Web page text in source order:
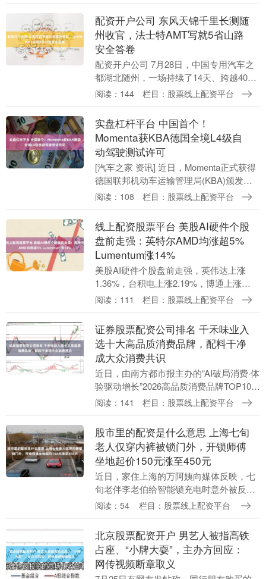
配资开户公司 东风天锦千里长测随
州收官，法士特AMT写就5省山路
安全答卷
配资开户公司 7月28日，中国专用汽车之
都湖北随州，一场持续了14天、跨越4000
多公里、纵贯5大省区的硬核长测在此画上
士....
阅读：144 栏目：股票线上配资平台
实盘杠杆平台 中国首个！
Momenta获KBA德国全境L4级自
动驾驶测试许可
[汽车之家 资讯] 近日，Momenta正式获得
德国联邦机动车运输管理局(KBA)颁发许
可，可在德国全国范围内的城市道路进行
阅读：108 栏目：股票线上配资平台
线上配资股票平台 美股AI硬件个股
盘前走强：英特尔AMD均涨超5%
Lumentum涨14%
美股AI硬件个股盘前走强，英伟达上涨
1.36%，台积电上涨2.19%，博通上涨
2.54%，SK海力士上涨3.94%，美光科技
阅读：111 栏目：股票线上配资平台
证券股票配资公司排名 千禾味业入
选十大高品质消费品牌，配料干净
成大众消费共识
近日，由南方都市报主办的“AI破局消费·体
验驱动增长”2026高品质消费品牌TOP100
主题活动在上海举行，现场揭晓“2026年度
阅读：141 栏目：股票线上配资平台
股市里的配资是什么意思 上海七旬
老人仅穿内裤被锁门外，开锁师傅
坐地起价150元涨至450元
近日，家住上海的万阿姨向媒体反映，七
旬老伴李老伯给智能锁充电时意外被反锁
门外，钥匙、手机均留在屋内，仅穿着内
开锁商家，双方....
阅读：54 栏目：股票线上配资平台
北京股票配资开户 男艺人被指高铁
占座、“小牌大耍”，主办方回应：
网传视频断章取义